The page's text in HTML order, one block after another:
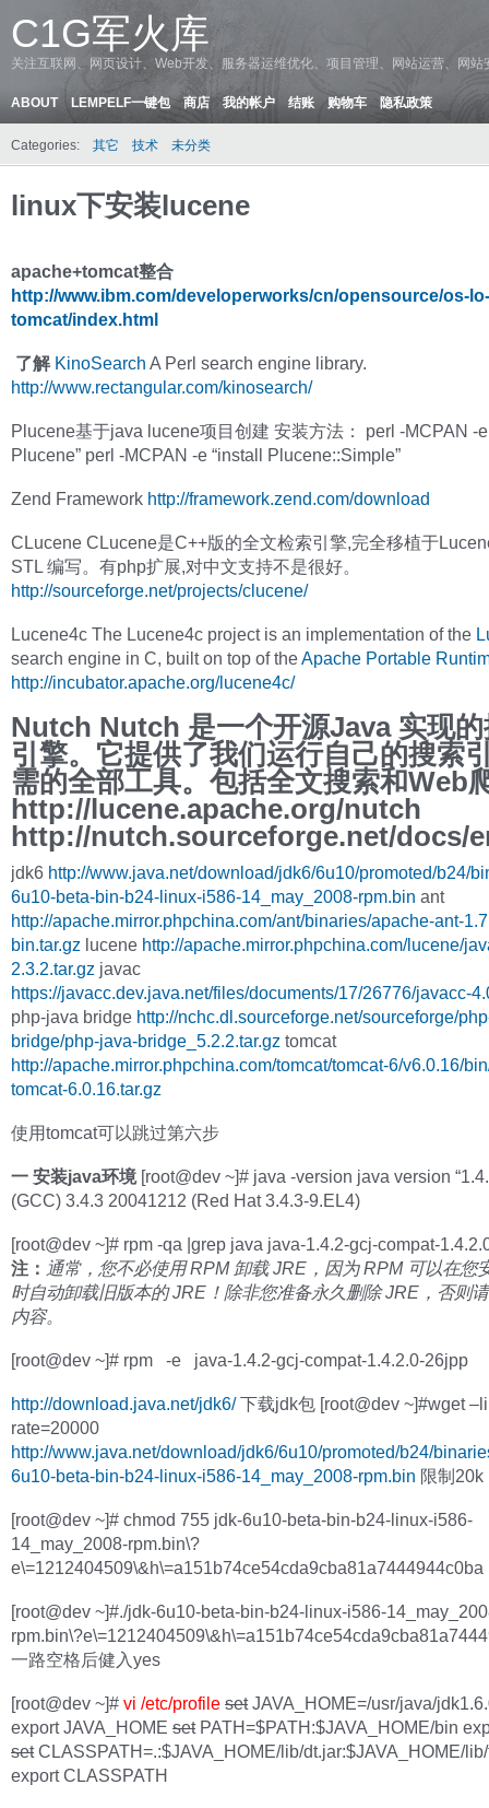
C1G军火库
关注互联网、网页设计、Web开发、服务器运维优化、项目管理、网站运营、网
ABOUT LEMPELF一键包 商店 我的帐户 结账 购物车 隐私政策
Categories: 其它 技术 未分类
linux下安装lucene
apache+tomcat整合
http://www.ibm.com/developerworks/cn/opensource/os-
tomcat/index.html
了解 KinoSearch A Perl search engine library.
http://www.rectangular.com/kinosearch/
Plucene基于java lucene项目创建 安装方法： perl -MCPAN -
Plucene” perl -MCPAN -e “install Plucene::Simple”
Zend Framework http://framework.zend.com/download
CLucene CLucene是C++版的全文检索引擎,完全移植于
STL 编写。有php扩展,对中文支持不是很好。
http://sourceforge.net/projects/clucene/
Lucene4c The Lucene4c project is an implementation of the
search engine in C, built on top of theApache Portable
http://incubator.apache.org/lucene4c/
Nutch Nutch 是一个开源Java 实现的
引擎。它提供了我们运行自己的搜索
需的全部工具。包括全文搜索和Web
http://lucene.apache.org/nutch
http://nutch.sourceforge.net/docs/
jdk6 http://www.java.net/download/jdk6/6u10/promoted/b24/
6u10-beta-bin-b24-linux-i586-14_may_2008-rpm.bin ant
http://apache.mirror.phpchina.com/ant/binaries/apache-ant-
bin.tar.gz lucene http://apache.mirror.phpchina.com/lucene/
2.3.2.tar.gz javac
https://javacc.dev.java.net/files/documents/17/26776/javacc-
php-java bridge http://nchc.dl.sourceforge.net/sourceforge/
bridge/php-java-bridge_5.2.2.tar.gz tomcat
http://apache.mirror.phpchina.com/tomcat/tomcat-6/v6.0.16/
tomcat-6.0.16.tar.gz
使用tomcat可以跳过第六步
一 安装java环境[root@dev ~]# java -version java version
(GCC) 3.4.3 20041212 (Red Hat 3.4.3-9.EL4)
[root@dev ~]# rpm -qa |grep java java-1.4.2-gcj-compat-
注： 通常，您不必使用 RPM 卸载 JRE，因为 RPM 可以在您
时自动卸载旧版本的 JRE！除非您准备永久删除 JRE，否则
内容。
[root@dev ~]# rpm -e java-1.4.2-gcj-compat-1.4.2.0-26jpp
http://download.java.net/jdk6/下载jdk包 [root@dev ~]#wget
rate=20000
http://www.java.net/download/jdk6/6u10/promoted/b24/
6u10-beta-bin-b24-linux-i586-14_may_2008-rpm.bin 限制20k
[root@dev ~]# chmod 755 jdk-6u10-beta-bin-b24-linux-i586-
14_may_2008-rpm.bin\?
e\=1212404509\&h\=a151b74ce54cda9cba81a7444944c0ba
[root@dev ~]#./jdk-6u10-beta-bin-b24-linux-i586-
一路空格后健入yes
[root@dev ~]# vi /etc/profile setJAVA_HOME=/usr/java/
export JAVA_HOME setPATH=$PATH:$JAVA_HOME/bin
setCLASSPATH=.:$JAVA_HOME/lib/dt.jar:$JAVA_HOME/
export CLASSPATH